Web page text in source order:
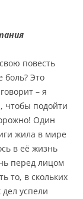
повесть
боль? Это
– я
чтобы подойти
Один
жила в мире
в её жизнь
перед лицом
то, в скольких
успели